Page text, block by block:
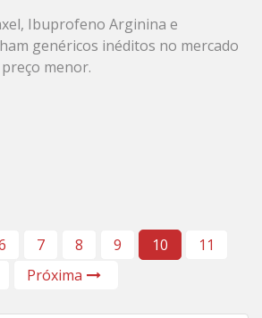
Ibuprofeno Arginina e
genéricos inéditos no mercado
menor.
7 8 9 10
11
Próxima